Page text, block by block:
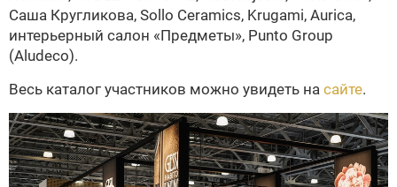
Саша Кругликова, Sollo Ceramics, Krugami, Aurica,
интерьерный салон «Предметы», Punto Group
(Aludeco).
Весь каталог участников можно увидеть на сайте.